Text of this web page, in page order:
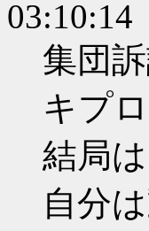
03:10:14
集団
キプ
結局
自分